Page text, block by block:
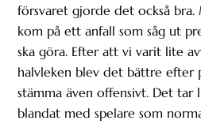
försvaret gjorde det också bra.
kom på ett anfall som såg ut
ska göra. Efter att vi varit lite
halvleken blev det bättre efter
stämma även offensivt. Det
blandat med spelare som